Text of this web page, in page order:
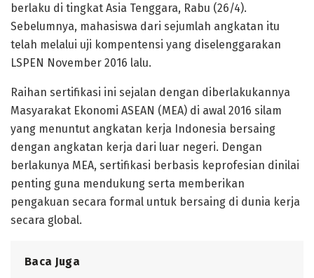
berlaku di tingkat Asia Tenggara, Rabu (26/4).
Sebelumnya, mahasiswa dari sejumlah angkatan itu
telah melalui uji kompentensi yang diselenggarakan
LSPEN November 2016 lalu.
Raihan sertifikasi ini sejalan dengan diberlakukannya
Masyarakat Ekonomi ASEAN (MEA) di awal 2016 silam
yang menuntut angkatan kerja Indonesia bersaing
dengan angkatan kerja dari luar negeri. Dengan
berlakunya MEA, sertifikasi berbasis keprofesian dinilai
penting guna mendukung serta memberikan
pengakuan secara formal untuk bersaing di dunia kerja
secara global.
Baca Juga